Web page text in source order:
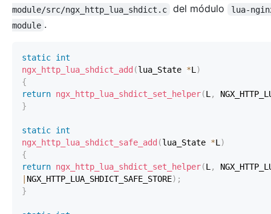
module/src/ngx_http_lua_shdict.c
del módulo
lua-
module .
static int
ngx_http_lua_shdict_add (lua_State *L)
{
return ngx_http_lua_shdict_set_helper(L,
}
static int
ngx_http_lua_shdict_safe_add (lua_State *L)
{
return ngx_http_lua_shdict_set_helper(L,
NGX_HTTP_LUA_SHDICT_SAFE_STORE) ;
}